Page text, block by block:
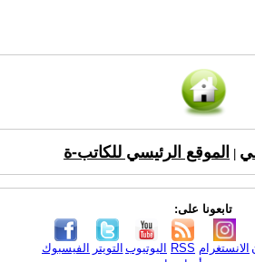
الموقع الرئيسي للكاتب-ة
تابعونا على:
الفيسبوك التويتر اليوتيوب RSS الانستغرام